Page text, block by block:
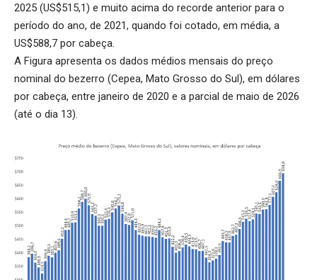
2025 (US$515,1) e muito acima do recorde anterior para o
período do ano, de 2021, quando foi cotado, em média, a
US$588,7 por cabeça.
A Figura apresenta os dados médios mensais do preço
nominal do bezerro (Cepea, Mato Grosso do Sul), em dólares
por cabeça, entre janeiro de 2020 e a parcial de maio de 2026
(até o dia 13).